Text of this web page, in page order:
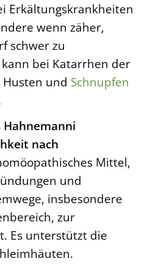
Erkältungskrankheiten
wenn zäher,
schwer zu
bei Katarrhen der
und Schnupfen
nach
Mittel,
und
insbesondere
zur
Es unterstützt die